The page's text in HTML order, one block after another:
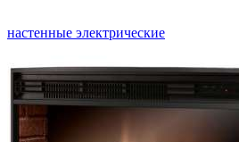
настенные электрические